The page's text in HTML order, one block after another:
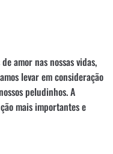
amor nas nossas vidas,
levar em consideração
peludinhos. A
mais importantes e